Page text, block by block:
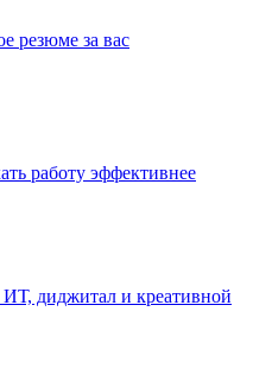
резюме за вас
работу эффективнее
ИТ, диджитал и креативной